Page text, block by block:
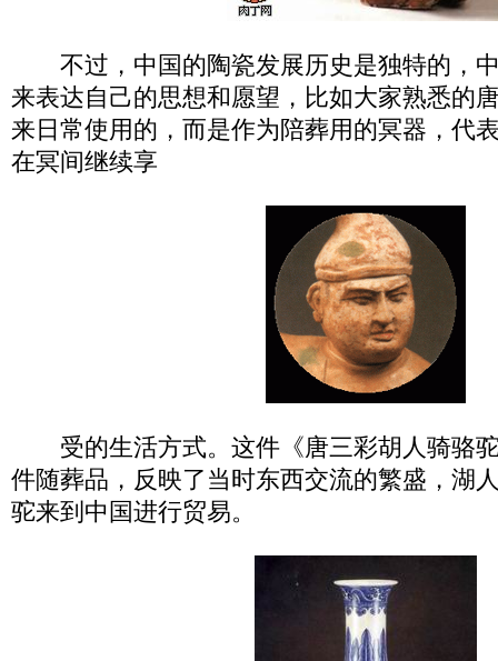
不过，中国的陶瓷发展历史是独特的，
来表达自己的思想和愿望，比如大家熟悉的
来日常使用的，而是作为陪葬用的冥器，代
在冥间继续享
受的生活方式。这件《唐三彩胡人骑骆
件随葬品，反映了当时东西交流的繁盛，湖
驼来到中国进行贸易。